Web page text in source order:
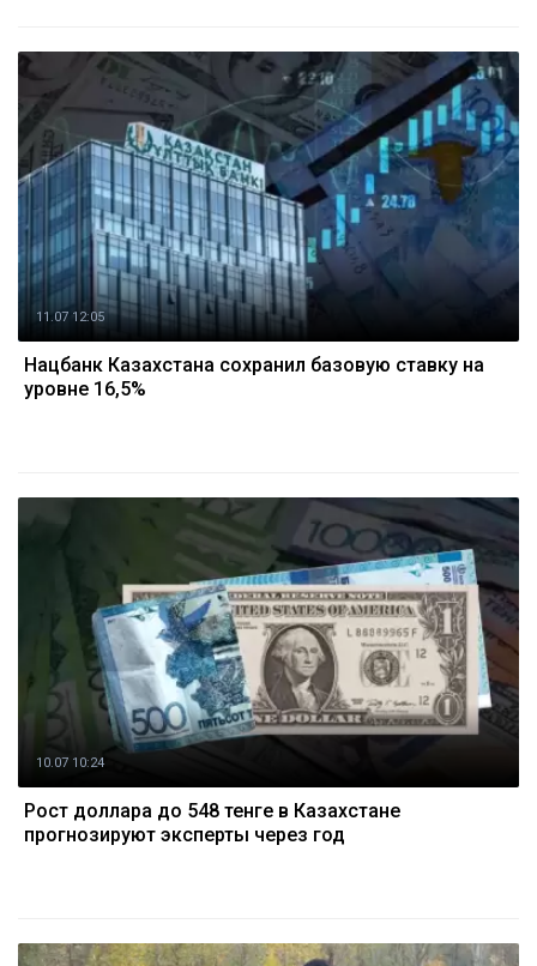
11.07 12:05
Нацбанк Казахстана сохранил базовую ставку на
уровне 16,5%
10.07 10:24
Рост доллара до 548 тенге в Казахстане
прогнозируют эксперты через год